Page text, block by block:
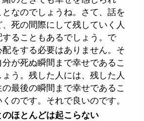
なのでしょうね。さて、話を
死の間際にして残していく人
ることもあるでしょう。で
配をする必要はありません。そ
が死ぬ瞬間まで幸せであるこ
ょう。残した人には、残した人
最後の瞬間まで幸せであるこ
のです。それで良いのです。
ほとんどは起こらない